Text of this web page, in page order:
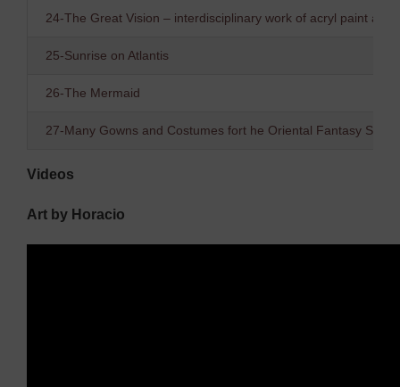
24-The Great Vision – interdisciplinary work of acryl paint and
25-Sunrise on Atlantis
26-The Mermaid
27-Many Gowns and Costumes fort he Oriental Fantasy Show
Videos
Art by Horacio